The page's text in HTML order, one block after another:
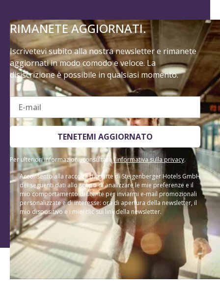
RIMANETE AGGIORNATI.
Iscrivetevi subito alla nostra newsletter e rimanete
aggiornati in modo comodo e veloce. La
disiscrizione è possibile in qualsiasi momento.
E-mail
TENETEMI AGGIORNATO
Per ulteriori informazioni, consultarel'informativa sulla privacy.
Acconsento alla raccolta da parte di Steigenberger Hotels GmbH
dei seguenti dati allo scopo di analizzare le mie preferenze e il
mio comportamento di utente per inviarmi e-mail promozionali
personalizzate e di interesse: ora di apertura della newsletter, il
mio dispositivo e i miei clic sui link della newsletter.